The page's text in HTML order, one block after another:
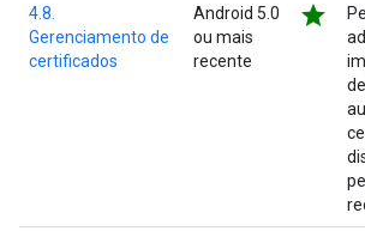
4.8.
Gerenciamento de
certificados
Android 5.0
ou mais
recente
star